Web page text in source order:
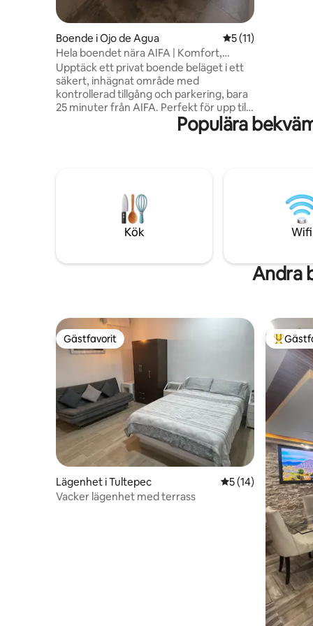
Boende i Ojo de Agua 5 av 5 i
5 (11)
Hela boendet nära AIFA | Komfort,
avskildhet och terrass
Upptäck ett privat boende beläget i ett
säkert, inhägnat område med
kontrollerad tillgång och parkering, bara
25 minuter från AIFA. Perfekt för upp till
6 gäster, med 2 bekväma sovrum, ett
mysigt vardagsrum med en 65-tums
utrymme utformat för vila, komfort och
minnesvärda vistelser där du känner dig
som hemma från det ögonblick du
Populära
Kök Wifi
Andra
Gästfavorit
Gästfavorit
Lägenhet i Tultepec 5 av 5 i
5 (14)
Vacker lägenhet med terrass
Populär